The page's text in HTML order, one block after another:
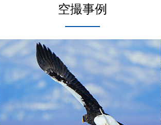
空撮事例